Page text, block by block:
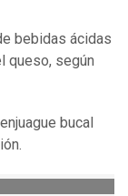
bebidas ácidas
queso, según
bucal